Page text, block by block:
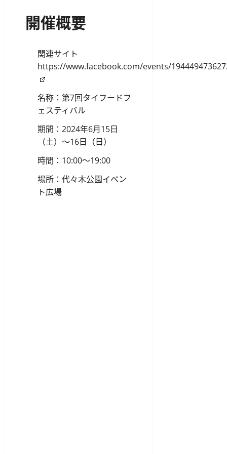
開催概要
関連サイト
https://www.facebook.com/events/
名称：第7回タイフードフ
ェスティバル
期間：2024年6月15日
（土）〜16日（日）
時間：10:00〜19:00
場所：代々木公園イベン
ト広場